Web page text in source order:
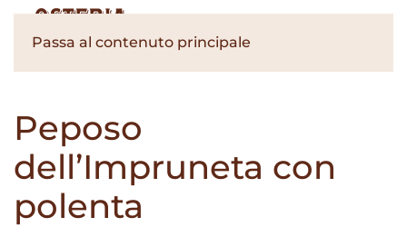
Passa al contenuto principale
Peposo
dell’Impruneta con
polenta